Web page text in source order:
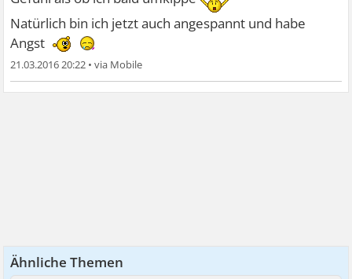
Natürlich bin ich jetzt auch angespannt und habe
Angst
21.03.2016 20:22 •
Ähnliche Themen